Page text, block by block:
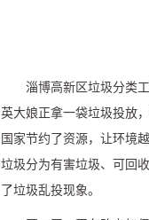
淄博高新区垃圾分类
英大娘正拿一袋垃圾投放
国家节约了资源，让环境
垃圾分为有害垃圾、可回
了垃圾乱投现象。